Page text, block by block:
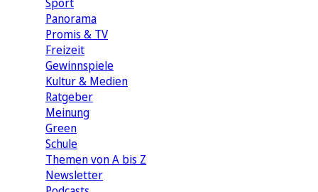
Panorama
Promis & TV
Freizeit
Gewinnspiele
Kultur & Medien
Ratgeber
Meinung
Green
Schule
Themen von A bis Z
Newsletter